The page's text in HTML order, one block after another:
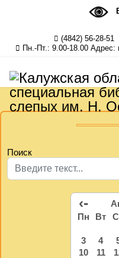
(4842) 56-28-51
Пн.-Пт.: 9.00-18.00
Поиск
‹-
Пн Вт
3
4
10
11